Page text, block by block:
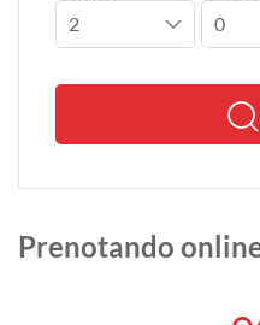
Prenotando